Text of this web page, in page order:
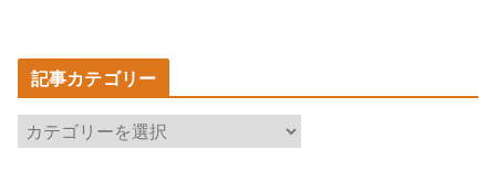
記事カテゴリー
記